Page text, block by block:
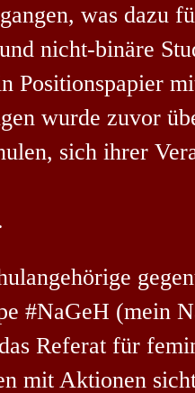
was dazu
nicht-binäre
Positionspapier
wurde zuvor
sich ihrer
#NaGeH (mein
Referat für
mit Aktionen